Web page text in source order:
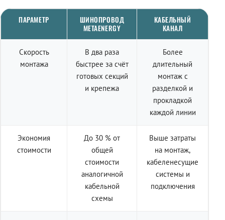
ПАРАМЕТР
ШИНОПРОВОД
METAENERGY
КАБЕЛЬНЫЙ
КАНАЛ
Скорость
монтажа
В два раза
быстрее за счёт
готовых секций
и крепежа
Более
длительный
монтаж с
разделкой и
прокладкой
каждой линии
Экономия
стоимости
До 30 % от
общей
стоимости
аналогичной
кабельной
схемы
Выше затраты
на монтаж,
кабеленесущие
системы и
подключения